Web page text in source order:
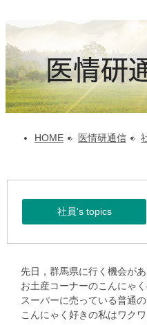
HOME 医情研通信
社員's topics
先日，群馬県に行く機会があ
お土産コーナーのこんにゃ
スーパーに売っている普通
こんにゃく好きの私はワク